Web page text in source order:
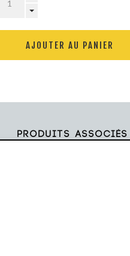
AJOUTER AU PANIER
Produits associés